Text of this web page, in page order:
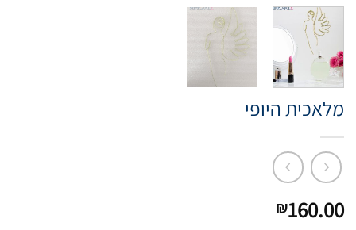
מלאכית היופי
₪160.00